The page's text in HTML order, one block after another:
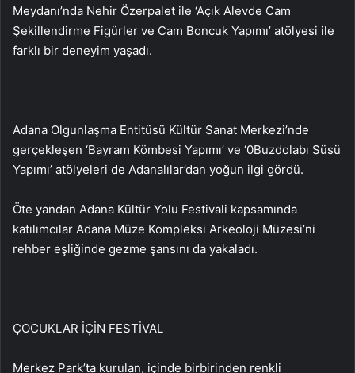
Meydanı’nda Nehir Özerpalet ile ‘Açık Alevde Cam
Şekillendirme Figürler ve Cam Boncuk Yapımı’ atölyesi ile
farklı bir deneyim yaşadı.
Adana Olgunlaşma Entitüsü Kültür Sanat Merkezi’nde
gerçekleşen ‘Bayram Kömbesi Yapımı’ ve ‘0Buzdolabı Süsü
Yapımı’ atölyeleri de Adanalılar’dan yoğun ilgi gördü.
Öte yandan Adana Kültür Yolu Festivali kapsamında
katılımcılar Adana Müze Kompleksi Arkeoloji Müzesi’ni
rehber eşliğinde gezme şansını da yakaladı.
ÇOCUKLAR İÇİN FESTİVAL
Merkez Park’ta kurulan, içinde birbirinden renkli